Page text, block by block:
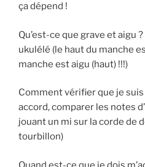
ça dépend !
Qu’est-ce que grave et aigu
ukulélé (le haut du manche
manche est aigu (haut) !!!)
Comment vérifier que je
accord, comparer les notes
jouant un mi sur la corde de
tourbillon)